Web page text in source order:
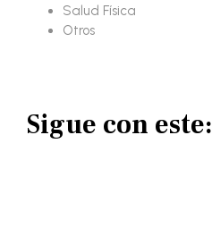
Salud Física
Otros
Sigue con este: